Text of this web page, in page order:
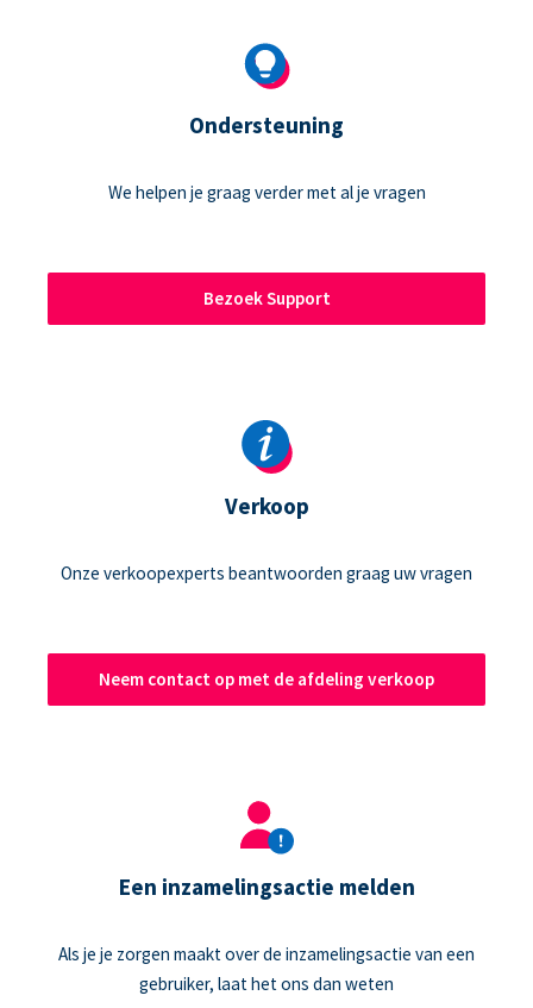
Ondersteuning
We helpen je graag verder met al je vragen
Bezoek Support
Verkoop
Onze verkoopexperts beantwoorden graag uw vragen
Neem contact op met de afdeling verkoop
Een inzamelingsactie melden
Als je je zorgen maakt over de inzamelingsactie van een
gebruiker, laat het ons dan weten